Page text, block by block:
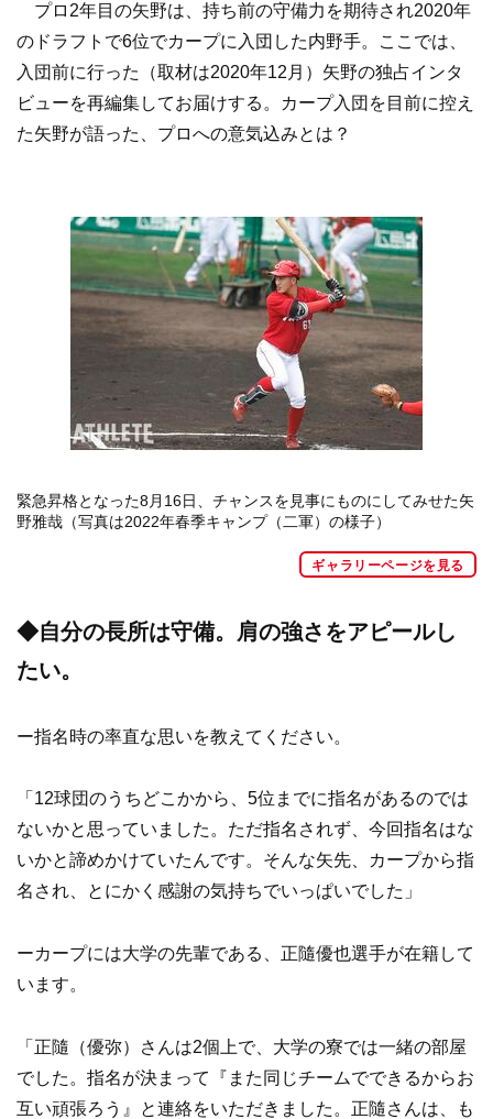
プロ2年目の矢野は、持ち前の守備力を期待され2020年
のドラフトで6位でカープに入団した内野手。ここでは、
入団前に行った（取材は2020年12月）矢野の独占インタ
ビューを再編集してお届けする。カープ入団を目前に控え
た矢野が語った、プロへの意気込みとは？
緊急昇格となった8月16日、チャンスを見事にものにしてみせた矢
野雅哉（写真は2022年春季キャンプ（二軍）の様子）
ギャラリーページを見る
◆自分の長所は守備。肩の強さをアピールし
たい。
ー指名時の率直な思いを教えてください。
「12球団のうちどこかから、5位までに指名があるのでは
ないかと思っていました。ただ指名されず、今回指名はな
いかと諦めかけていたんです。そんな矢先、カープから指
名され、とにかく感謝の気持ちでいっぱいでした」
ーカープには大学の先輩である、正隨優也選手が在籍して
います。
「正隨（優弥）さんは2個上で、大学の寮では一緒の部屋
でした。指名が決まって『また同じチームでできるからお
互い頑張ろう』と連絡をいただきました。正隨さんは、も